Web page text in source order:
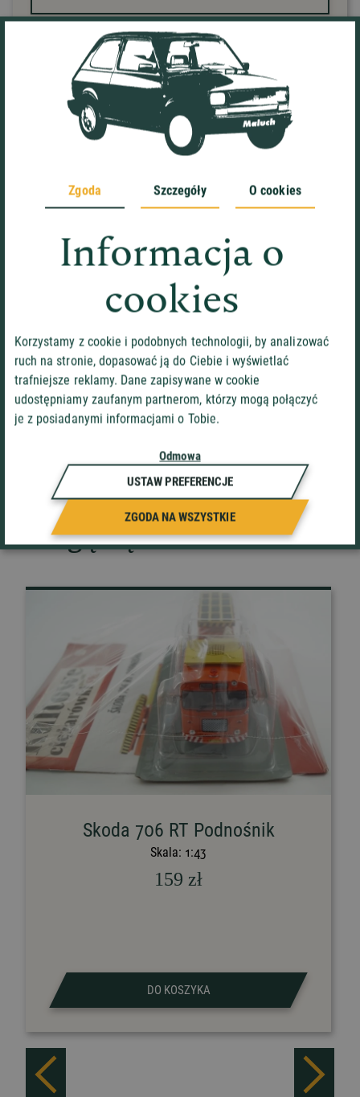
Zgoda Szczegóły O cookies
Informacja o
cookies
Korzystamy z cookie i podobnych technologii, by analizować
ruch na stronie, dopasować ją do Ciebie i wyświetlać
trafniejsze reklamy. Dane zapisywane w cookie
udostępniamy zaufanym partnerom, którzy mogą połączyć
je z posiadanymi informacjami o Tobie.
Odmowa
USTAW PREFERENCJE
ZGODA NA WSZYSTKIE
E-mail*
Nr telefonu
Treść wiadomości*
*pola wymagane. Administratorem Państwa danych
jest Auto-Welt Sp. z o.o. w Łasku, ul. Kosynierów
o przetwarzaniu danych osobowych znajduje się
w Polityce prywatności.
Zapoznaem się i akceptujęPolitykę prywatności
Regulaminsklepu Auto-Welt.info*
WYŚLIJ
Mogą cię zainteresować
Skoda 706 RT Podnośnik
Skala: 1:43
159 zł
DO KOSZYKA